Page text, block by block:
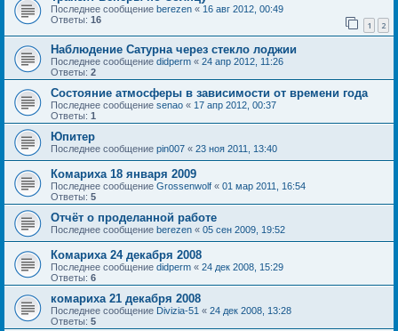
Последнее сообщение berezen « 16 авг 2012, 00:49
Ответы: 16 1 2
Наблюдение Сатурна через стекло лоджии
Последнее сообщение didperm « 24 апр 2012, 11:26
Ответы: 2
Состояние атмосферы в зависимости от времени года
Последнее сообщение senao « 17 апр 2012, 00:37
Ответы: 1
Юпитер
Последнее сообщение pin007 « 23 ноя 2011, 13:40
Комариха 18 января 2009
Последнее сообщение Grossenwolf « 01 мар 2011, 16:54
Ответы: 5
Отчёт о проделанной работе
Последнее сообщение berezen « 05 сен 2009, 19:52
Комариха 24 декабря 2008
Последнее сообщение didperm « 24 дек 2008, 15:29
Ответы: 6
комариха 21 декабря 2008
Последнее сообщение Divizia-51 « 24 дек 2008, 13:28
Ответы: 5